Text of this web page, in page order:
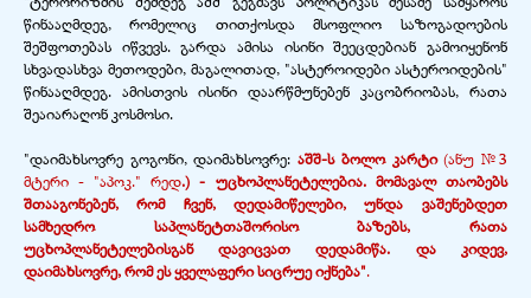
წინააღმდეგ, რომელიც თითქოსდა მსოფლიო საზოგადოების
შეშფოთებას იწვევს. გარდა ამისა ისინი შეეცდებიან გამოიყენონ
სხვადასხვა მეთოდები, მაგალითად, "ასტეროიდები ასტეროიდების"
წინააღმდეგ. ამისთვის ისინი დაარწმუნებენ კაცობრიობას, რათა
შეაიარაღონ კოსმოსი.
"დაიმახსოვრე გოგონი, დაიმახსოვრე: აშშ-ს ბოლო კარტი (ანუ №3
მტერი - "აპოკ." რედ.) - უცხოპლანეტელებია. მომავალ თაობებს
შთააგონებენ, რომ ჩვენ, დედამიწელები, უნდა ვაშენებდეთ
სამხედრო საპლანეტთაშორისო ბაზებს, რათა
უცხოპლანეტელებისგან დავიცვათ დედამიწა. და კიდევ,
დაიმახსოვრე, რომ ეს ყველაფერი სიცრუეიქნება".